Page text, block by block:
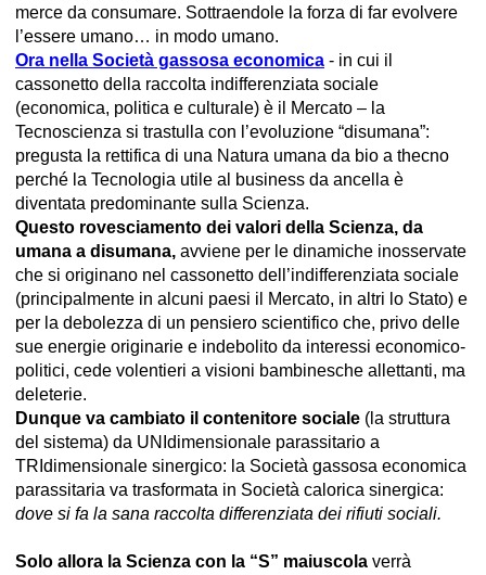
merce da consumare. Sottraendole la forza di far evolvere
l’essere umano… in modo umano.
Ora nella Società gassosa economica - in cui il
cassonetto della raccolta indifferenziata sociale
(economica, politica e culturale) è il Mercato – la
Tecnoscienza si trastulla con l’evoluzione “disumana”:
pregusta la rettifica di una Natura umana da bio a thecno
perché la Tecnologia utile al business da ancella è
diventata predominante sulla Scienza.
Questo rovesciamento dei valori della Scienza, da
umana a disumana, avviene per le dinamiche inosservate
che si originano nel cassonetto dell’indifferenziata sociale
(principalmente in alcuni paesi il Mercato, in altri lo Stato) e
per la debolezza di un pensiero scientifico che, privo delle
sue energie originarie e indebolito da interessi economico-
politici, cede volentieri a visioni bambinesche allettanti, ma
deleterie.
Dunque va cambiato il contenitore sociale (la struttura
del sistema) da UNIdimensionale parassitario a
TRIdimensionale sinergico: la Società gassosa economica
parassitaria va trasformata in Società calorica sinergica:
dove si fa la sana raccolta differenziata dei rifiuti sociali.
Solo allora la Scienza con la “S” maiuscola verrà